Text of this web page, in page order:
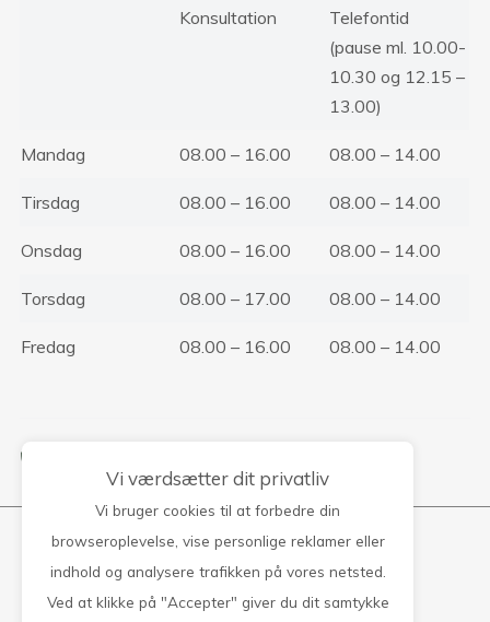
Konsultation
Telefontid
(pause ml. 10.00-
10.30 og 12.15 –
13.00)
Mandag 08.00 – 16.00 08.00 – 14.00
Tirsdag 08.00 – 16.00 08.00 – 14.00
Onsdag 08.00 – 16.00 08.00 – 14.00
Torsdag 08.00 – 17.00 08.00 – 14.00
Fredag 08.00 – 16.00 08.00 – 14.00
Kontakt klinikken
Rødding Lægehus
Louisevej 13
Vi værdsætter dit privatliv
Vi bruger cookies til at forbedre din
browseroplevelse, vise personlige reklamer eller
indhold og analysere trafikken på vores netsted.
Ved at klikke på "Accepter" giver du dit samtykke